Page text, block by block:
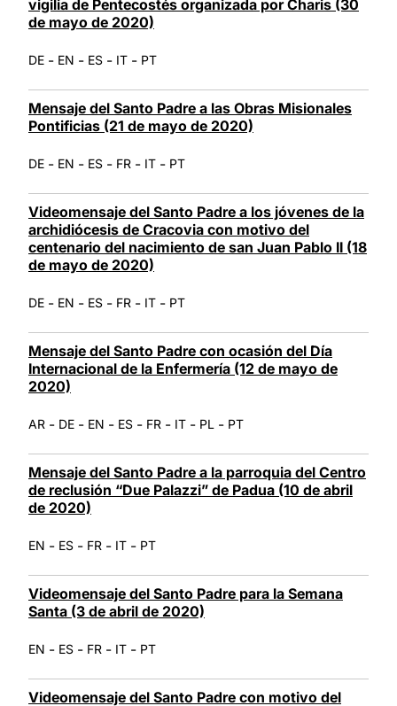
vigilia de Pentecostés organizada por Charis (30
de mayo de 2020)
DE - EN - ES - IT - PT
Mensaje del Santo Padre a las Obras Misionales
Pontificias (21 de mayo de 2020)
DE - EN - ES - FR - IT - PT
Videomensaje del Santo Padre a los jóvenes de la
archidiócesis de Cracovia con motivo del
centenario del nacimiento de san Juan Pablo II (18
de mayo de 2020)
DE - EN - ES - FR - IT - PT
Mensaje del Santo Padre con ocasión del Día
Internacional de la Enfermería (12 de mayo de
2020)
AR - DE - EN - ES - FR - IT - PL - PT
Mensaje del Santo Padre a la parroquia del Centro
de reclusión “Due Palazzi” de Padua (10 de abril
de 2020)
EN - ES - FR - IT - PT
Videomensaje del Santo Padre para la Semana
Santa (3 de abril de 2020)
EN - ES - FR - IT - PT
Videomensaje del Santo Padre con motivo del